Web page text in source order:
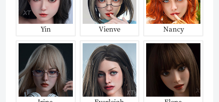
Yin Vienve Nancy